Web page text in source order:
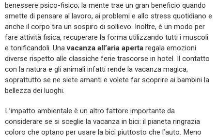
benessere psico-fisico; la mente trae un gran beneficio quando
smette di pensare al lavoro, ai problemi e allo stress quotidiano e
anche il corpo tira un sospiro di sollievo. Inoltre, è un modo per
fare attività fisica, recuperare la forma utilizzando tutti i muscoli
e tonificandoli. Unavacanza all’aria aperta regala emozioni
diverse rispetto alle classiche ferie trascorse in hotel. Il contatto
con la natura e gli animali infatti rende la vacanza magica,
soprattutto se ne siete amanti e volete far scoprire ai bambini la
bellezza dei luoghi.
L’impatto ambientale è un altro fattore importante da
considerare se si sceglie la vacanza in bici: il pianeta ringrazia
coloro che optano per usare la bici piuttosto che l’auto. Meno